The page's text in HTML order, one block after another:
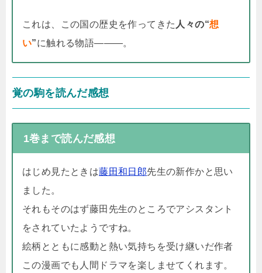
これは、この国の歴史を作ってきた 人々の“想
い”に触れる物語―――。
覚の駒を読んだ感想
1巻まで読んだ感想
はじめ見たときは藤田和日郎先生の新作かと思い
ました。
それもそのはず藤田先生のところでアシスタント
をされていたようですね。
絵柄とともに感動と熱い気持ちを受け継いだ作者
この漫画でも人間ドラマを楽しませてくれます。